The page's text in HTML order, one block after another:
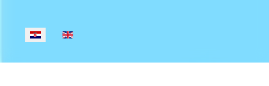
Odaberite svoj jezik